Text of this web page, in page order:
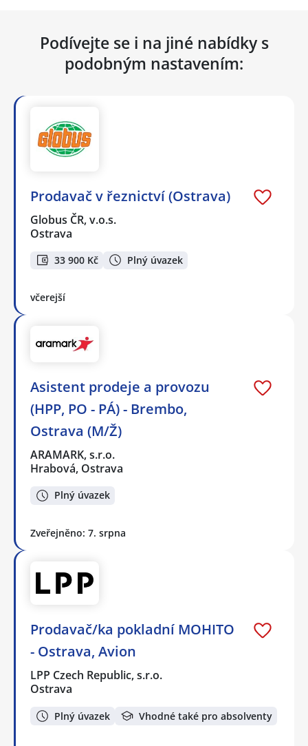
Podívejte se i na jiné nabídky s
podobným nastavením:
Prodavač v řeznictví (Ostrava)
Globus ČR, v.o.s.
Ostrava
33 900 Kč Plný úvazek
včerejší
Asistent prodeje a provozu
(HPP, PO - PÁ) - Brembo,
Ostrava (M/Ž)
ARAMARK, s.r.o.
Hrabová, Ostrava
Plný úvazek
Zveřejněno: 7. srpna
Prodavač/ka pokladní MOHITO
- Ostrava, Avion
LPP Czech Republic, s.r.o.
Ostrava
Plný úvazek Vhodné také pro absolventy